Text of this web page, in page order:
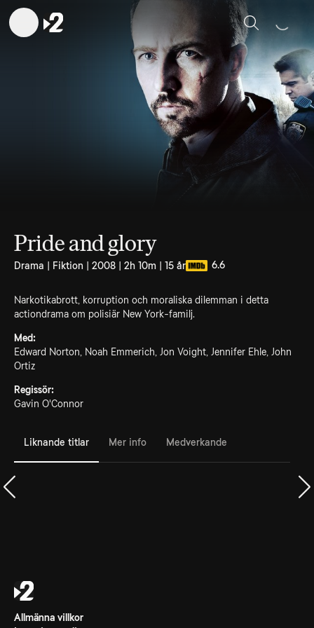
Sök
Pride and glory
Drama | Fiktion | 2008 | 2h 10m | 15 år 6.6
Narkotikabrott, korruption och moraliska dilemman i detta
actiondrama om polisiär New York-familj.
Med:
Edward Norton, Noah Emmerich, Jon Voight, Jennifer Ehle, John
Ortiz
Regissör:
Gavin O'Connor
Liknande titlar Mer info Medverkande
Allmänna villkor